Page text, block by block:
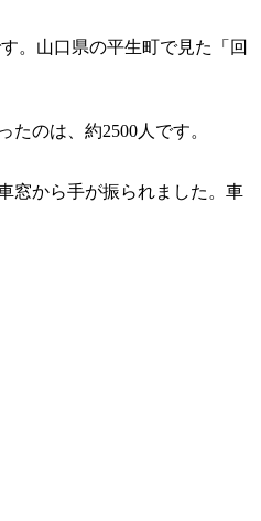
。山口県の平生町で見た「回
のは、約2500人です。
窓から手が振られました。車